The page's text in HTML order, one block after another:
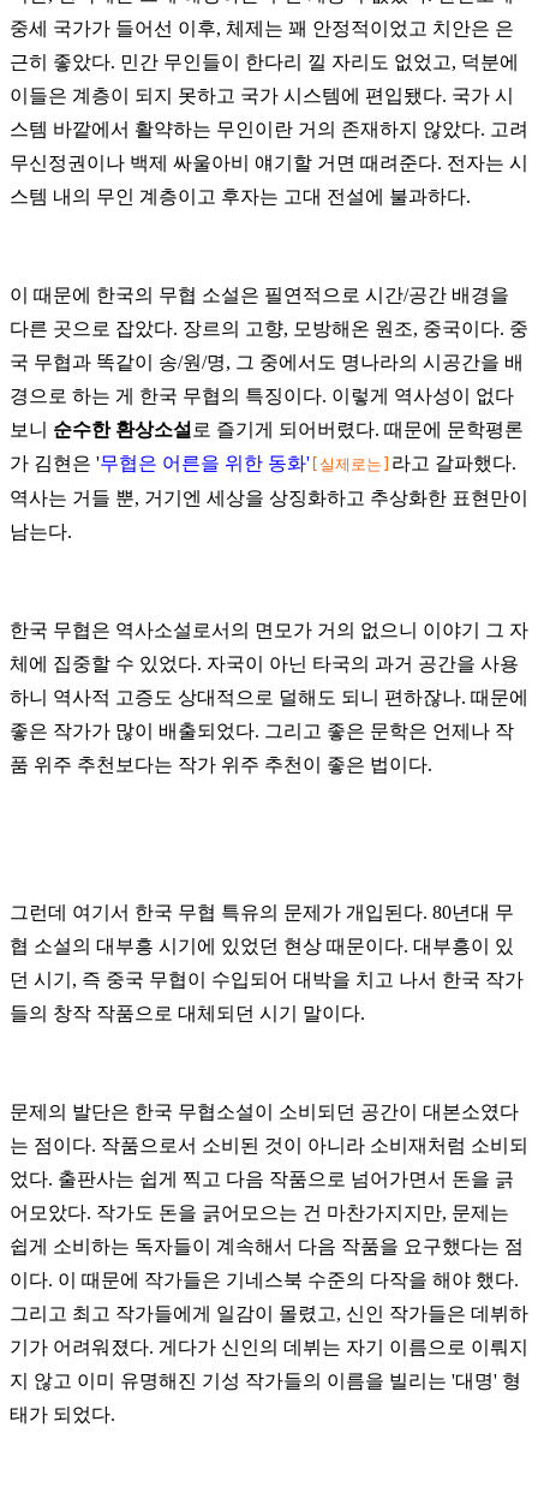
중세 국가가 들어선 이후, 체제는 꽤 안정적이었고 치안은 은
근히 좋았다. 민간 무인들이 한다리 낄 자리도 없었고, 덕분에
이들은 계층이 되지 못하고 국가 시스템에 편입됐다. 국가 시
스템 바깥에서 활약하는 무인이란 거의 존재하지 않았다. 고려
무신정권이나 백제 싸울아비 얘기할 거면 때려준다. 전자는 시
스템 내의 무인 계층이고 후자는 고대 전설에 불과하다.
이 때문에 한국의 무협 소설은 필연적으로 시간/공간 배경을
다른 곳으로 잡았다. 장르의 고향, 모방해온 원조, 중국이다. 중
국 무협과 똑같이 송/원/명, 그 중에서도 명나라의 시공간을 배
경으로 하는 게 한국 무협의 특징이다. 이렇게 역사성이 없다
보니 순수한 환상소설 로 즐기게 되어버렸다. 때문에 문학평론
가 김현은 '무협은 어른을 위한 동화' [실제로는] 라고 갈파했다.
역사는 거들 뿐, 거기엔 세상을 상징화하고 추상화한 표현만이
남는다.
한국 무협은 역사소설로서의 면모가 거의 없으니 이야기 그 자
체에 집중할 수 있었다. 자국이 아닌 타국의 과거 공간을 사용
하니 역사적 고증도 상대적으로 덜해도 되니 편하잖나. 때문에
좋은 작가가 많이 배출되었다. 그리고 좋은 문학은 언제나 작
품 위주 추천보다는 작가 위주 추천이 좋은 법이다.
그런데 여기서 한국 무협 특유의 문제가 개입된다. 80년대 무
협 소설의 대부흥 시기에 있었던 현상 때문이다. 대부흥이 있
던 시기, 즉 중국 무협이 수입되어 대박을 치고 나서 한국 작가
들의 창작 작품으로 대체되던 시기 말이다.
문제의 발단은 한국 무협소설이 소비되던 공간이 대본소였다
는 점이다. 작품으로서 소비된 것이 아니라 소비재처럼 소비되
었다. 출판사는 쉽게 찍고 다음 작품으로 넘어가면서 돈을 긁
어모았다. 작가도 돈을 긁어모으는 건 마찬가지지만, 문제는
쉽게 소비하는 독자들이 계속해서 다음 작품을 요구했다는 점
이다. 이 때문에 작가들은 기네스북 수준의 다작을 해야 했다.
그리고 최고 작가들에게 일감이 몰렸고, 신인 작가들은 데뷔하
기가 어려워졌다. 게다가 신인의 데뷔는 자기 이름으로 이뤄지
지 않고 이미 유명해진 기성 작가들의 이름을 빌리는 '대명' 형
태가 되었다.